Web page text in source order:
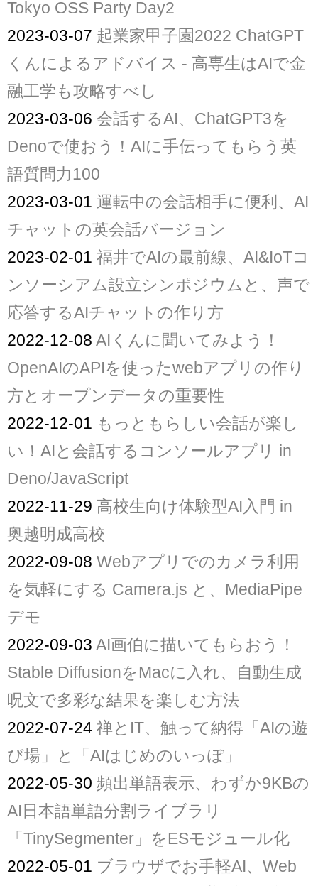
Tokyo OSS Party Day2
2023-03-07 起業家甲子園2022 ChatGPT
くんによるアドバイス - 高専生はAIで金
融工学も攻略すべし
2023-03-06 会話するAI、ChatGPT3を
Denoで使おう！AIに手伝ってもらう英
語質問力100
2023-03-01 運転中の会話相手に便利、AI
チャットの英会話バージョン
2023-02-01 福井でAIの最前線、AI&IoTコ
ンソーシアム設立シンポジウムと、声で
応答するAIチャットの作り方
2022-12-08 AIくんに聞いてみよう！
OpenAIのAPIを使ったwebアプリの作り
方とオープンデータの重要性
2022-12-01 もっともらしい会話が楽し
い！AIと会話するコンソールアプリ in
Deno/JavaScript
2022-11-29 高校生向け体験型AI入門 in
奥越明成高校
2022-09-08 Webアプリでのカメラ利用
を気軽にする Camera.js と、MediaPipe
デモ
2022-09-03 AI画伯に描いてもらおう！
Stable DiffusionをMacに入れ、自動生成
呪文で多彩な結果を楽しむ方法
2022-07-24 禅とIT、触って納得「AIの遊
び場」と「AIはじめのいっぽ」
2022-05-30 頻出単語表示、わずか9KBの
AI日本語単語分割ライブラリ
「TinySegmenter」をESモジュール化
2022-05-01 ブラウザでお手軽AI、Web